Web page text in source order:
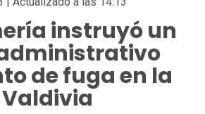
instruyó un
de fuga en la